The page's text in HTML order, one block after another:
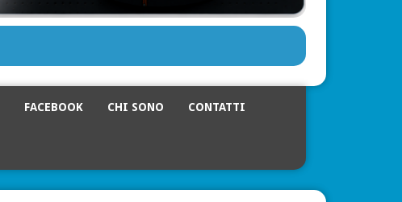
FACEBOOK CHI SONO CONTATTI